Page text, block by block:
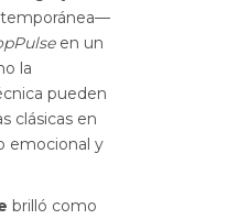
en un
la
pueden
clásicas en
emocional y
brilló como